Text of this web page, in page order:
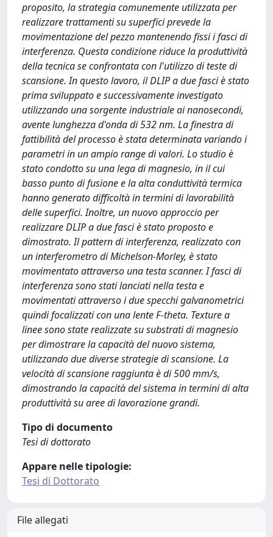
proposito, la strategia comunemente utilizzata per
realizzare trattamenti su superfici prevede la
movimentazione del pezzo mantenendo fissi i fasci di
interferenza. Questa condizione riduce la produttività
della tecnica se confrontata con l'utilizzo di teste di
scansione. In questo lavoro, il DLIP a due fasci è stato
prima sviluppato e successivamente investigato
utilizzando una sorgente industriale ai nanosecondi,
avente lunghezza d'onda di 532 nm. La finestra di
fattibilità del processo è stata determinata variando i
parametri in un ampio range di valori. Lo studio è
stato condotto su una lega di magnesio, in il cui
basso punto di fusione e la alta conduttività termica
hanno generato difficoltà in termini di lavorabilità
delle superfici. Inoltre, un nuovo approccio per
realizzare DLIP a due fasci è stato proposto e
dimostrato. Il pattern di interferenza, realizzato con
un interferometro di Michelson-Morley, è stato
movimentato attraverso una testa scanner. I fasci di
interferenza sono stati lanciati nella testa e
movimentati attraverso i due specchi galvanometrici
quindi focalizzati con una lente F-theta. Texture a
linee sono state realizzate su substrati di magnesio
per dimostrare la capacità del nuovo sistema,
utilizzando due diverse strategie di scansione. La
velocità di scansione raggiunta è di 500 mm/s,
dimostrando la capacità del sistema in termini di alta
produttività su aree di lavorazione grandi.
Tipo di documento
Tesi di dottorato
Appare nelle tipologie:
Tesi di Dottorato
File allegati